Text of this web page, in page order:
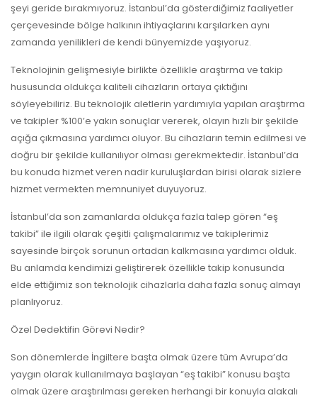
şeyi geride bırakmıyoruz. İstanbul’da gösterdiğimiz faaliyetler
çerçevesinde bölge halkının ihtiyaçlarını karşılarken aynı
zamanda yenilikleri de kendi bünyemizde yaşıyoruz.
Teknolojinin gelişmesiyle birlikte özellikle araştırma ve takip
hususunda oldukça kaliteli cihazların ortaya çıktığını
söyleyebiliriz. Bu teknolojik aletlerin yardımıyla yapılan araştırma
ve takipler %100’e yakın sonuçlar vererek, olayın hızlı bir şekilde
açığa çıkmasına yardımcı oluyor. Bu cihazların temin edilmesi ve
doğru bir şekilde kullanılıyor olması gerekmektedir. İstanbul’da
bu konuda hizmet veren nadir kuruluşlardan birisi olarak sizlere
hizmet vermekten memnuniyet duyuyoruz.
İstanbul’da son zamanlarda oldukça fazla talep gören “eş
takibi” ile ilgili olarak çeşitli çalışmalarımız ve takiplerimiz
sayesinde birçok sorunun ortadan kalkmasına yardımcı olduk.
Bu anlamda kendimizi geliştirerek özellikle takip konusunda
elde ettiğimiz son teknolojik cihazlarla daha fazla sonuç almayı
planlıyoruz.
Özel Dedektifin Görevi Nedir?
Son dönemlerde İngiltere başta olmak üzere tüm Avrupa’da
yaygın olarak kullanılmaya başlayan “eş takibi” konusu başta
olmak üzere araştırılması gereken herhangi bir konuyla alakalı